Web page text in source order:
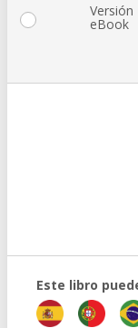
Versión
eBook
Este libro